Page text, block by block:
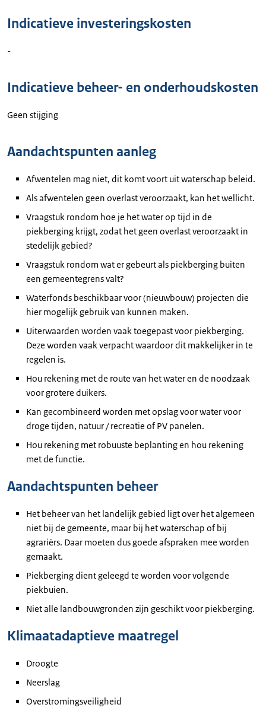
Indicatieve investeringskosten
-
Indicatieve beheer- en onderhoudskosten
Geen stijging
Aandachtspunten aanleg
Afwentelen mag niet, dit komt voort uit waterschap beleid.
Als afwentelen geen overlast veroorzaakt, kan het wellicht.
Vraagstuk rondom hoe je het water op tijd in de
piekberging krijgt, zodat het geen overlast veroorzaakt in
stedelijk gebied?
Vraagstuk rondom wat er gebeurt als piekberging buiten
een gemeentegrens valt?
Waterfonds beschikbaar voor (nieuwbouw) projecten die
hier mogelijk gebruik van kunnen maken.
Uiterwaarden worden vaak toegepast voor piekberging.
Deze worden vaak verpacht waardoor dit makkelijker in te
regelen is.
Hou rekening met de route van het water en de noodzaak
voor grotere duikers.
Kan gecombineerd worden met opslag voor water voor
droge tijden, natuur / recreatie of PV panelen.
Hou rekening met robuuste beplanting en hou rekening
met de functie.
Aandachtspunten beheer
Het beheer van het landelijk gebied ligt over het algemeen
niet bij de gemeente, maar bij het waterschap of bij
agrariërs. Daar moeten dus goede afspraken mee worden
gemaakt.
Piekberging dient geleegd te worden voor volgende
piekbuien.
Niet alle landbouwgronden zijn geschikt voor piekberging.
Klimaatadaptieve maatregel
Droogte
Neerslag
Overstromingsveiligheid